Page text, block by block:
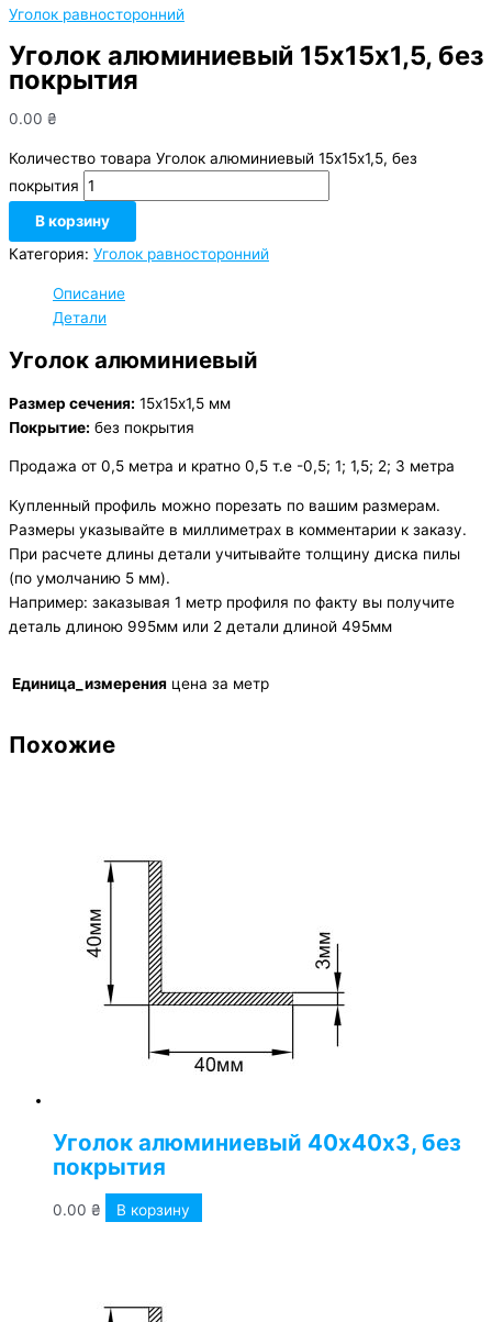
Уголок равносторонний
Уголок алюминиевый 15х15х1,5, без
покрытия
0.00 ₴
Количество товара Уголок алюминиевый 15х15х1,5, без
покрытия
В корзину
Категория: Уголок равносторонний
Описание
Детали
Уголок алюминиевый
Размер сечения: 15х15х1,5 мм
Покрытие: без покрытия
Продажа от 0,5 метра и кратно 0,5 т.е -0,5; 1; 1,5; 2; 3 метра
Купленный профиль можно порезать по вашим размерам.
Размеры указывайте в миллиметрах в комментарии к заказу.
При расчете длины детали учитывайте толщину диска пилы
(по умолчанию 5 мм).
Например: заказывая 1 метр профиля по факту вы получите
деталь длиною 995мм или 2 детали длиной 495мм
Единица_измерения цена за метр
Похожие
Уголок алюминиевый 40х40х3, без
покрытия
0.00 ₴ В корзину